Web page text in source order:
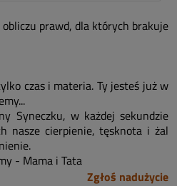
prawd, dla których brakuje
czas i materia. Ty jesteś już w
Syneczku, w każdej sekundzie
nasze cierpienie, tęsknota i żal
- Mama i Tata
Zgłoś nadużycie